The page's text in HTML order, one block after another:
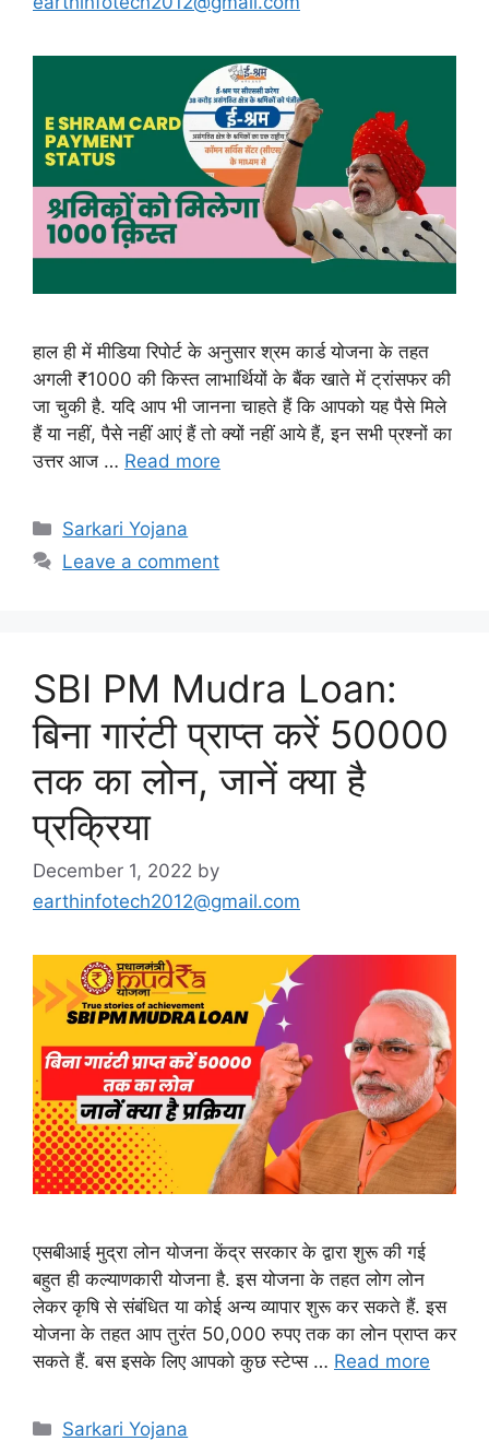
हाल ही में मीडिया रिपोर्ट के अनुसार श्रम कार्ड योजना के तहत
अगली ₹1000 की किस्त लाभार्थियों के बैंक खाते में ट्रांसफर की
जा चुकी है. यदि आप भी जानना चाहते हैं कि आपको यह पैसे मिले
हैं या नहीं, पैसे नहीं आएं हैं तो क्यों नहीं आये हैं, इन सभी प्रश्नों का
उत्तर आज … Read more
Categories
Sarkari Yojana
Leave a comment
SBI PM Mudra Loan:
बिना गारंटी प्राप्त करें 50000
तक का लोन, जानें क्या है
प्रक्रिया
December 1, 2022 by
earthinfotech2012@gmail.com
एसबीआई मुद्रा लोन योजना केंद्र सरकार के द्वारा शुरू की गई
बहुत ही कल्याणकारी योजना है. इस योजना के तहत लोग लोन
लेकर कृषि से संबंधित या कोई अन्य व्यापार शुरू कर सकते हैं. इस
योजना के तहत आप तुरंत 50,000 रुपए तक का लोन प्राप्त कर
सकते हैं. बस इसके लिए आपको कुछ स्टेप्स … Read more
Categories
Sarkari Yojana